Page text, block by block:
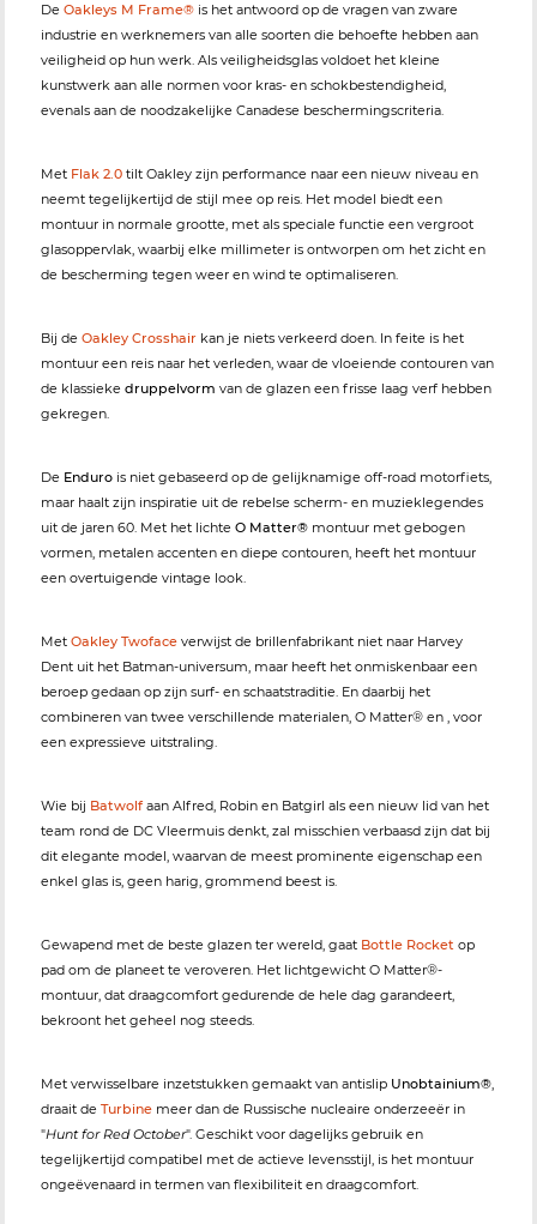
De Oakleys M Frame® is het antwoord op de vragen van zware
industrie en werknemers van alle soorten die behoefte hebben aan
veiligheid op hun werk. Als veiligheidsglas voldoet het kleine
kunstwerk aan alle normen voor kras- en schokbestendigheid,
evenals aan de noodzakelijke Canadese beschermingscriteria.
Met Flak 2.0 tilt Oakley zijn performance naar een nieuw niveau en
neemt tegelijkertijd de stijl mee op reis. Het model biedt een
montuur in normale grootte, met als speciale functie een vergroot
glasoppervlak, waarbij elke millimeter is ontworpen om het zicht en
de bescherming tegen weer en wind te optimaliseren.
Bij de Oakley Crosshair kan je niets verkeerd doen. In feite is het
montuur een reis naar het verleden, waar de vloeiende contouren van
de klassieke druppelvorm van de glazen een frisse laag verf hebben
gekregen.
De Enduro is niet gebaseerd op de gelijknamige off-road motorfiets,
maar haalt zijn inspiratie uit de rebelse scherm- en muzieklegendes
uit de jaren 60. Met het lichte O Matter® montuur met gebogen
vormen, metalen accenten en diepe contouren, heeft het montuur
een overtuigende vintage look.
Met Oakley Twoface verwijst de brillenfabrikant niet naar Harvey
Dent uit het Batman-universum, maar heeft het onmiskenbaar een
beroep gedaan op zijn surf- en schaatstraditie. En daarbij het
combineren van twee verschillende materialen, O Matter® en , voor
een expressieve uitstraling.
Wie bij Batwolfaan Alfred, Robin en Batgirl als een nieuw lid van het
team rond de DC Vleermuis denkt, zal misschien verbaasd zijn dat bij
dit elegante model, waarvan de meest prominente eigenschap een
enkel glas is, geen harig, grommend beest is.
Gewapend met de beste glazen ter wereld, gaat Bottle Rocket op
pad om de planeet te veroveren. Het lichtgewicht O Matter®-
montuur, dat draagcomfort gedurende de hele dag garandeert,
bekroont het geheel nog steeds.
Met verwisselbare inzetstukken gemaakt van antislip Unobtainium®,
draait de Turbine meer dan de Russische nucleaire onderzeeër in
"Hunt for Red October". Geschikt voor dagelijks gebruik en
tegelijkertijd compatibel met de actieve levensstijl, is het montuur
ongeëvenaard in termen van flexibiliteit en draagcomfort.